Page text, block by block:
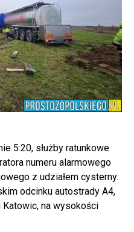
5:20, służby ratunkowe
numeru alarmowego
z udziałem cysterny.
odcinku autostrady A4,
na wysokości